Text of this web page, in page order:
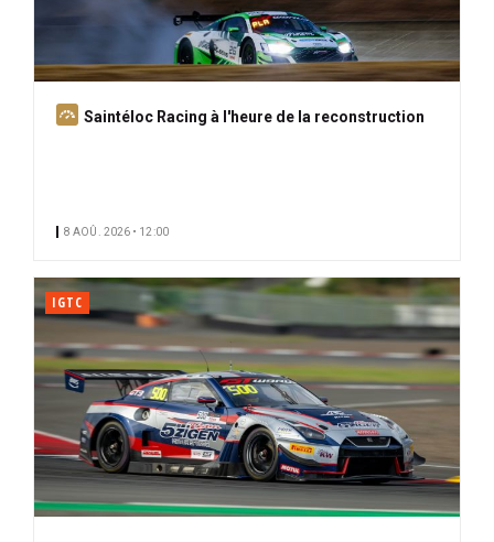
A
Saintéloc Racing à l'heure de la reconstruction
8 AOÛ. 2026 • 12:00
IGTC